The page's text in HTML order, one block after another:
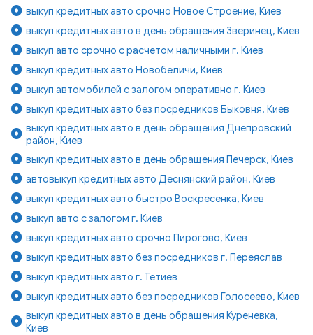
выкуп кредитных авто срочно Новое Строение, Киев
выкуп кредитных авто в день обращения Зверинец, Киев
выкуп авто срочно с расчетом наличными г. Киев
выкуп кредитных авто Новобеличи, Киев
выкуп автомобилей с залогом оперативно г. Киев
выкуп кредитных авто без посредников Быковня, Киев
выкуп кредитных авто в день обращения Днепровский
район, Киев
выкуп кредитных авто в день обращения Печерск, Киев
автовыкуп кредитных авто Деснянский район, Киев
выкуп кредитных авто быстро Воскресенка, Киев
выкуп авто с залогом г. Киев
выкуп кредитных авто срочно Пирогово, Киев
выкуп кредитных авто без посредников г. Переяслав
выкуп кредитных авто г. Тетиев
выкуп кредитных авто без посредников Голосеево, Киев
выкуп кредитных авто в день обращения Куреневка,
Киев